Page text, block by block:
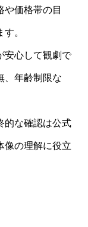
や価格帯の目
。
安心して観劇で
、年齢制限な
的な確認は公式
像の理解に役立